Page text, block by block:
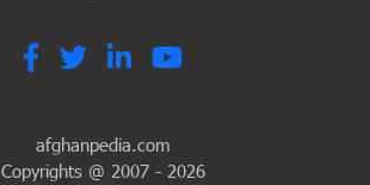
afghanpedia.com
Copyrights @ 2007 - 2026